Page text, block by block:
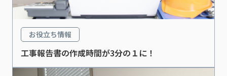
お役立ち情報
工事報告書の作成時間が3分の１に！